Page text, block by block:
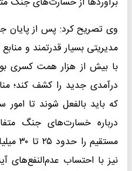
وی تصریح کرد: پس از پایان
مدیریتی بسیار قدرتمند و
با بیش از هزار همت کسری
درآمدی جدید را کشف کند؛
که باید بالفعل شوند تا امور
درباره خسارت‌های جنگ
مستقیم